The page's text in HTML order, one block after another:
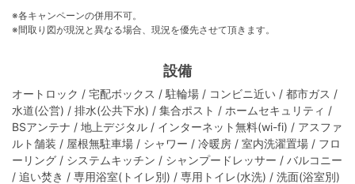
※各キャンペーンの併用不可。
※間取り図が現況と異なる場合、現況を優先させて頂きます。
設備
オートロック / 宅配ボックス / 駐輪場 / コンビニ近い / 都市ガス /
水道(公営) / 排水(公共下水) / 集合ポスト / ホームセキュリティ /
BSアンテナ / 地上デジタル / インターネット無料(wi-fi) / アスファ
ルト舗装 / 屋根無駐車場 / シャワー / 冷暖房 / 室内洗濯置場 / フロ
ーリング / システムキッチン / シャンプードレッサー / バルコニー
/ 追い焚き / 専用浴室(トイレ別) / 専用トイレ(水洗) / 洗面(浴室別)